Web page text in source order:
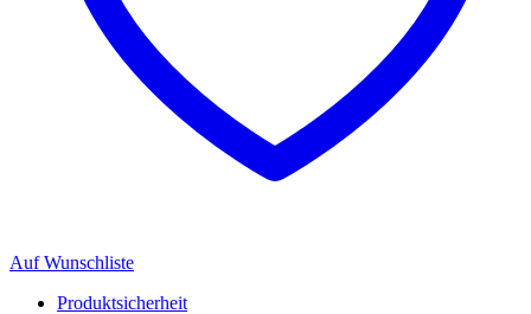
Auf Wunschliste
Produktsicherheit